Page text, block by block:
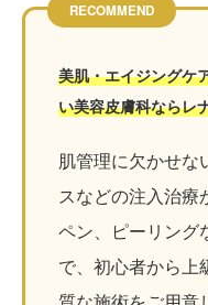
RECOMMEND
美肌・エイジングケ
い美容皮膚科ならレ
肌管理に欠かせな
スなどの注入治療
ペン、ピーリング
で、初心者から上